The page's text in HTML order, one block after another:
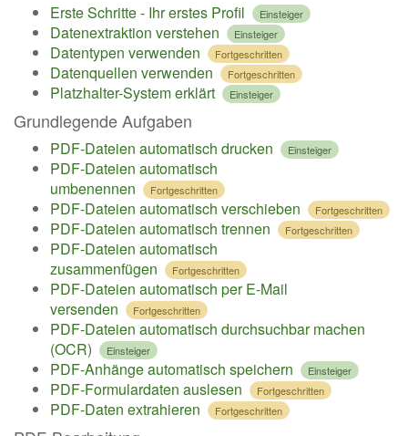
Erste Schritte - Ihr erstes Profil Einsteiger
Datenextraktion verstehen Einsteiger
Datentypen verwenden Fortgeschritten
Datenquellen verwenden Fortgeschritten
Platzhalter-System erklärt Einsteiger
Grundlegende Aufgaben
PDF-Dateien automatisch drucken Einsteiger
PDF-Dateien automatisch
umbenennen
Fortgeschritten
PDF-Dateien automatisch verschieben Fortgeschritten
PDF-Dateien automatisch trennen Fortgeschritten
PDF-Dateien automatisch
zusammenfügen
Fortgeschritten
PDF-Dateien automatisch per E-Mail
versenden
Fortgeschritten
PDF-Dateien automatisch durchsuchbar machen
(OCR)
Einsteiger
PDF-Anhänge automatisch speichern Einsteiger
PDF-Formulardaten auslesen Fortgeschritten
PDF-Daten extrahieren Fortgeschritten